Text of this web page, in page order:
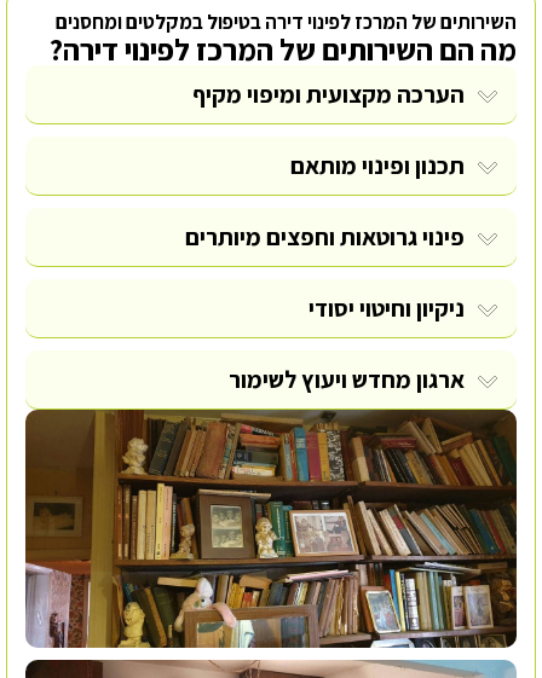
השירותים של המרכז לפינוי דירה בטיפול במקלטים ומחסנים
מה הם השירותים של המרכז לפינוי דירה?
הערכה מקצועית ומיפוי מקיף
תכנון ופינוי מותאם
פינוי גרוטאותוחפצים מיותרים
ניקיון וחיטוי יסודי
ארגון מחדש ויעוץ לשימור